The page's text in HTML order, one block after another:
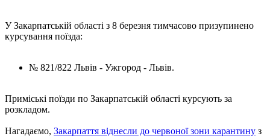
У Закарпатській області з 8 березня тимчасово призупинено
курсування поїзда:
№ 821/822 Львів - Ужгород - Львів.
Приміські поїзди по Закарпатській області курсують за
розкладом.
Нагадаємо, Закарпаття віднесли до червоної зони карантину з